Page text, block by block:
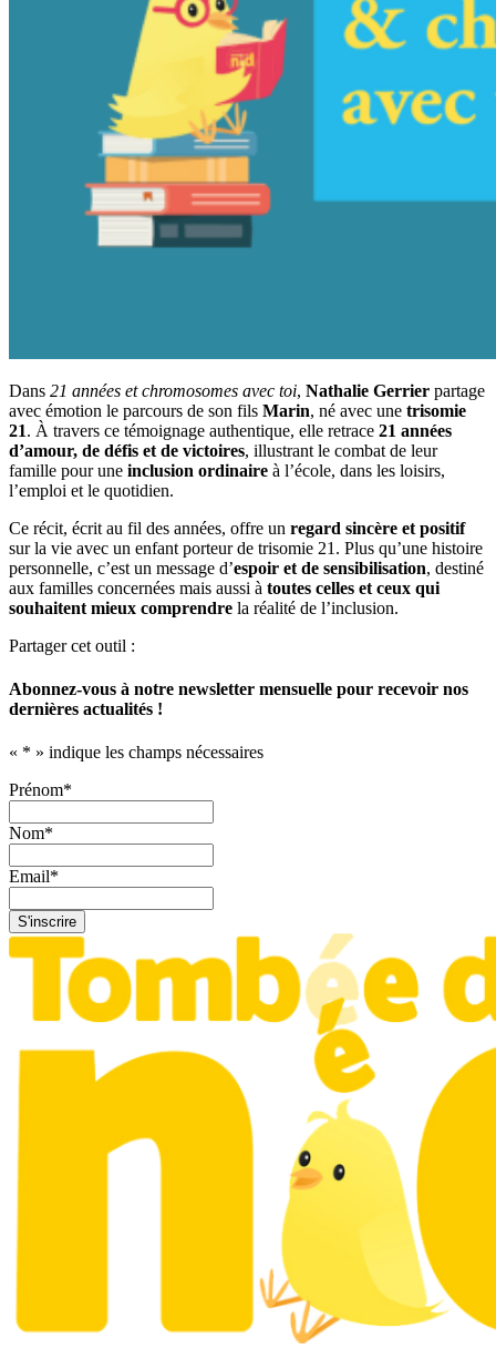
Dans 21 années et chromosomes avec toi, Nathalie Gerrier partage
avec émotion le parcours de son fils Marin, né avec une trisomie
21. À travers ce témoignage authentique, elle retrace 21 années
d’amour, de défis et de victoires, illustrant le combat de leur
famille pour une inclusion ordinaire à l’école, dans les loisirs,
l’emploi et le quotidien.
Ce récit, écrit au fil des années, offre un regard sincère et positif
sur la vie avec un enfant porteur de trisomie 21. Plus qu’une histoire
personnelle, c’est un message d’espoir et de sensibilisation, destiné
aux familles concernées mais aussi à toutes celles et ceux qui
souhaitent mieux comprendre la réalité de l’inclusion.
Partager cet outil :
Abonnez-vous à notre newsletter mensuelle pour recevoir nos
dernières actualités !
« * » indique les champs nécessaires
Prénom*
Nom*
Email*
S'inscrire